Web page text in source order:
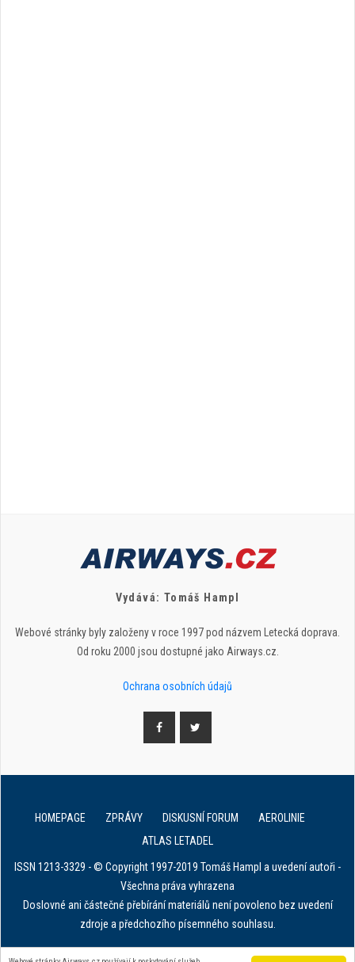
Vydává: Tomáš Hampl
Webové stránky byly založeny v roce 1997 pod názvem Letecká doprava.
Od roku 2000 jsou dostupné jako Airways.cz.
Ochrana osobních údajů
HOMEPAGE ZPRÁVY DISKUSNÍ FORUM
AEROLINIE
ATLAS LETADEL
ISSN 1213-3329 - © Copyright 1997-2019 Tomáš Hampl a uvedení autoři -
Všechna práva vyhrazena
Doslovné ani částečné přebírání materiálů není povoleno bez uvedení
zdroje a předchozího písemného souhlasu.